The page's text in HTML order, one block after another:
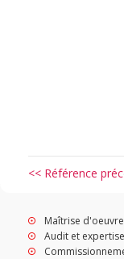
<< Référence
Maîtrise
Audit et